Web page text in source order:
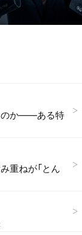
のか——ある特
重ねが「とん